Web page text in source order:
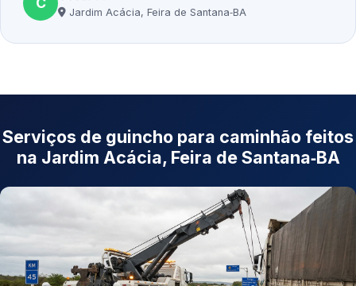
Jardim Acácia, Feira de Santana‑BA
Serviços de guincho para caminhão feitos
na Jardim Acácia, Feira de Santana‑BA